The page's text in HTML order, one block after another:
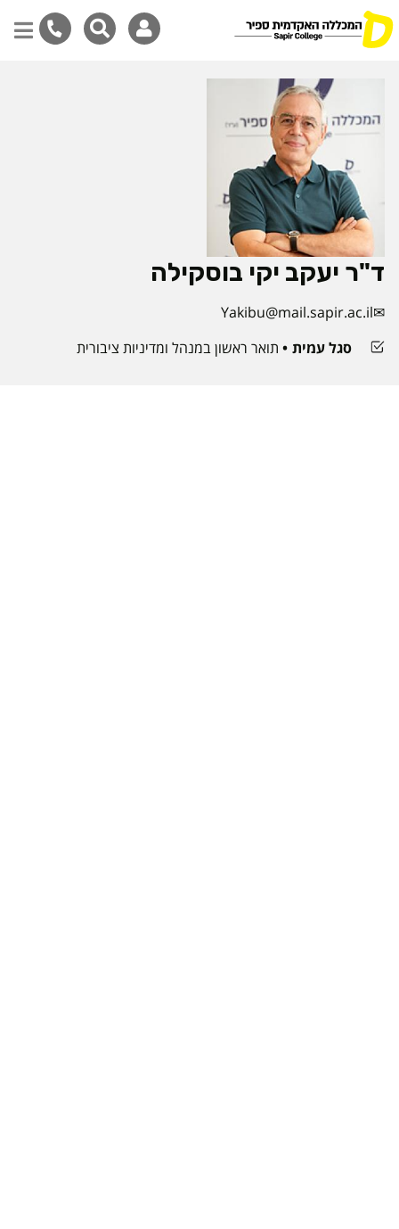
ד"ר יעקב יקי בוסקילה
Yakibu@mail.sapir.ac.il
סגל עמית
תואר ראשון במנהל ומדיניות ציבורית